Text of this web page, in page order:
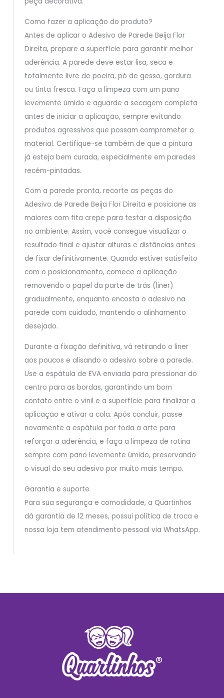
Como fazer a aplicação do produto?
Antes de aplicar o Adesivo de Parede Beija Flor
Direita, prepare a superfície para garantir melhor
aderência. A parede deve estar lisa, seca e
totalmente livre de poeira, pó de gesso, gordura
ou tinta fresca. Faça a limpeza com um pano
levemente úmido e aguarde a secagem completa
antes de iniciar a aplicação, sempre evitando
produtos agressivos que possam comprometer o
material. Certifique-se também de que a pintura
já esteja bem curada, especialmente em paredes
recém-pintadas.
Com a parede pronta, recorte as peças do
Adesivo de Parede Beija Flor Direita e posicione as
maiores com fita crepe para testar a disposição
no ambiente. Assim, você consegue visualizar o
resultado final e ajustar alturas e distâncias antes
de fixar definitivamente. Quando estiver satisfeito
com o posicionamento, comece a aplicação
removendo o papel da parte de trás (liner)
gradualmente, enquanto encosta o adesivo na
parede com cuidado, mantendo o alinhamento
desejado.
Durante a fixação definitiva, vá retirando o liner
aos poucos e alisando o adesivo sobre a parede.
Use a espátula de EVA enviada para pressionar do
centro para as bordas, garantindo um bom
contato entre o vinil e a superfície para finalizar a
aplicação e ativar a cola. Após concluir, passe
novamente a espátula por toda a arte para
reforçar a aderência, e faça a limpeza de rotina
sempre com pano levemente úmido, preservando
o visual do seu adesivo por muito mais tempo.
Garantia e suporte
Para sua segurança e comodidade, a Quartinhos
dá garantia de 12 meses, possui política de troca e
nossa loja tem atendimento pessoal via WhatsApp.